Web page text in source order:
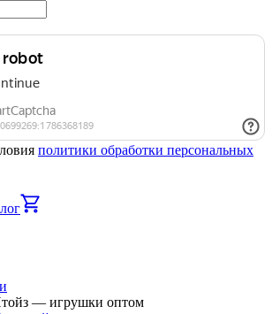
политики обработки персональных
— игрушки оптом